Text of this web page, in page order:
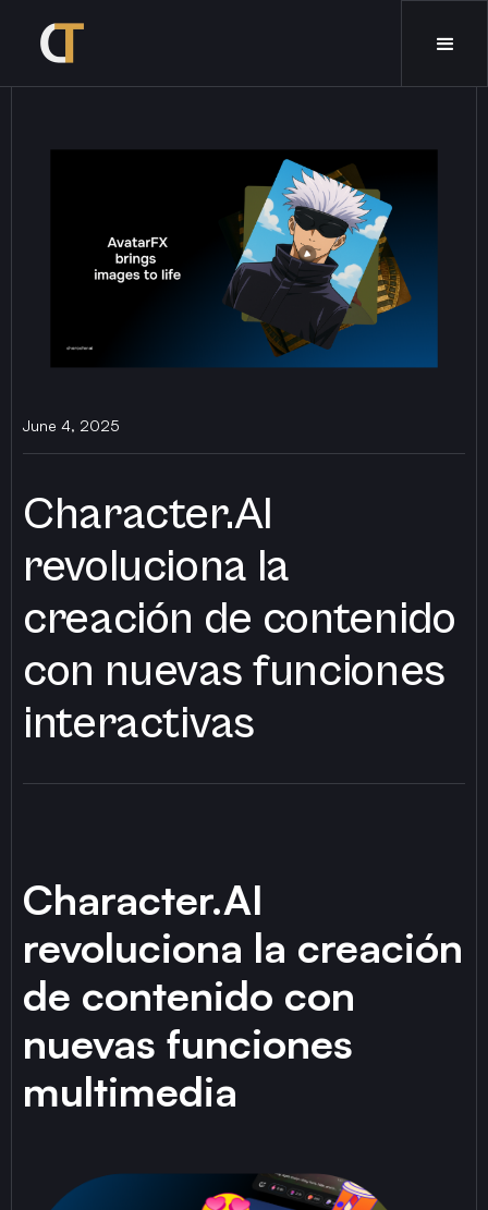
June 4, 2025
Character.AI
revoluciona la
creación de contenido
con nuevas funciones
interactivas
Character.AI
revoluciona la creación
de contenido con
nuevas funciones
multimedia